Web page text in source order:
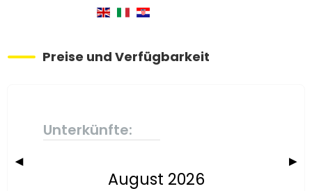
Preise und Verfügbarkeit
Unterkünfte:
◀ ▶
August 2026